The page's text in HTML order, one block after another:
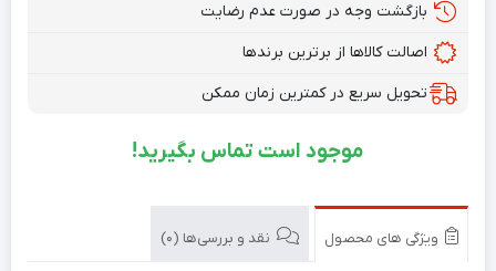
بازگشت وجه در صورت عدم رضایت
اصالت کالاها از برترین برندها
تحویل سریع در کمترین زمان ممکن
موجود است تماس بگیرید!
ویژگی های محصول نقد و بررسی‌ها (0)